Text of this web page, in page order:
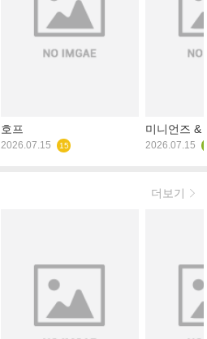
호프
2026.07.15 15
미니언즈 &
2026.07.15
더보기